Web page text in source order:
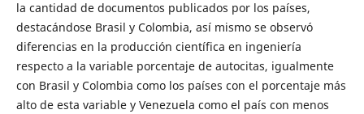
la cantidad de documentos publicados por los países,
destacándose Brasil y Colombia, así mismo se observó
diferencias en la producción científica en ingeniería
respecto a la variable porcentaje de autocitas, igualmente
con Brasil y Colombia como los países con el porcentaje más
alto de esta variable y Venezuela como el país con menos